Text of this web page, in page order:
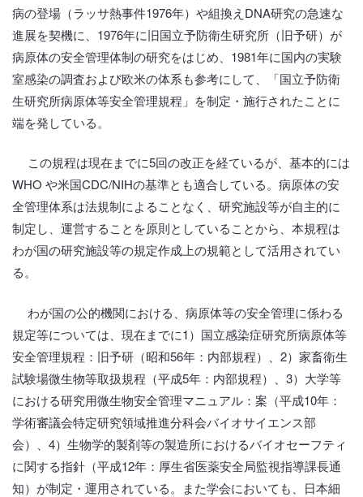
病の登場（ラッサ熱事件1976年）や組換えDNA研究の急速な
進展を契機に、1976年に旧国立予防衛生研究所（旧予研）が
病原体の安全管理体制の研究をはじめ、1981年に国内の実験
室感染の調査および欧米の体系も参考にして、「国立予防衛
生研究所病原体等安全管理規程」を制定・施行されたことに
端を発している。
この規程は現在までに5回の改正を経ているが、基本的には
WHO や米国CDC/NIHの基準とも適合している。病原体の安
全管理体系は法規制によることなく、研究施設等が自主的に
制定し、運営することを原則としていることから、本規程は
わが国の研究施設等の規定作成上の規範として活用されてい
る。
わが国の公的機関における、病原体等の安全管理に係わる
規定等については、現在までに1）国立感染症研究所病原体等
安全管理規程：旧予研（昭和56年：内部規程）、2）家畜衛生
試験場微生物等取扱規程（平成5年：内部規程）、3）大学等
における研究用微生物安全管理マニュアル：案（平成10年：
学術審議会特定研究領域推進分科会バイオサイエンス部
会）、4）生物学的製剤等の製造所におけるバイオセーフティ
に関する指針（平成12年：厚生省医薬安全局監視指導課長通
知）が制定・運用されている。また学会においても、日本細